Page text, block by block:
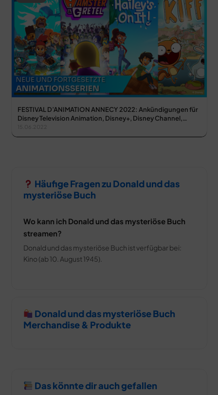
FESTIVAL D’ANIMATION ANNECY 2022: Ankündigungen für
Disney Television Animation, Disney+, Disney Channel,…
15.06.2022
Häufige Fragen zu Donald und das
mysteriöse Buch
Wo kann ich Donald und das mysteriöse Buch
streamen?
Donald und das mysteriöse Buch ist verfügbar bei:
Kino (ab 10. August 1945).
Donald und das mysteriöse Buch
Merchandise & Produkte
Das könnte dir auch gefallen